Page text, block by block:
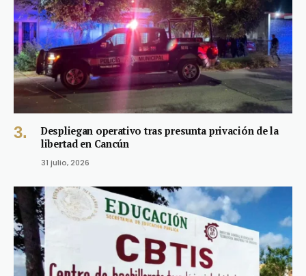
Despliegan operativo tras presunta privación de la
libertad en Cancún
31 julio, 2026